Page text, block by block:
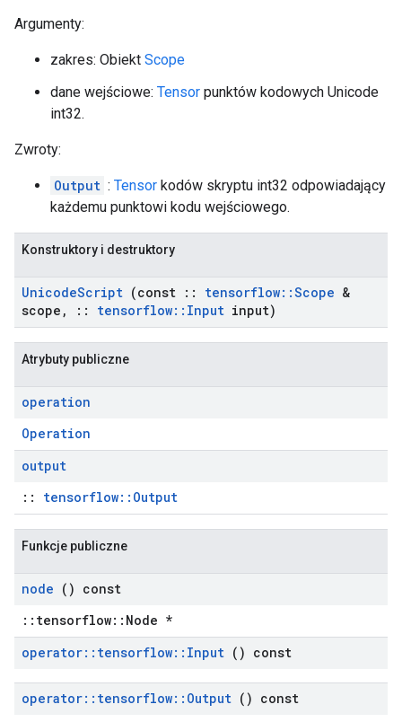
Argumenty:
zakres: Obiekt Scope
dane wejściowe: Tensor punktów kodowych Unicode
int32.
Zwroty:
Output : Tensor kodów skryptu int32 odpowiadający
każdemu punktowi kodu wejściowego.
Konstruktory i destruktory
UnicodeScript (const :: tensorflow::Scope &
scope , :: tensorflow:: Input input)
Atrybuty publiczne
operation
Operation
output
:: tensorflow::Output
Funkcje publiczne
node () const
::tensorflow::Node *
operator:: tensorflow:: Input () const
operator:: tensorflow:: Output () const